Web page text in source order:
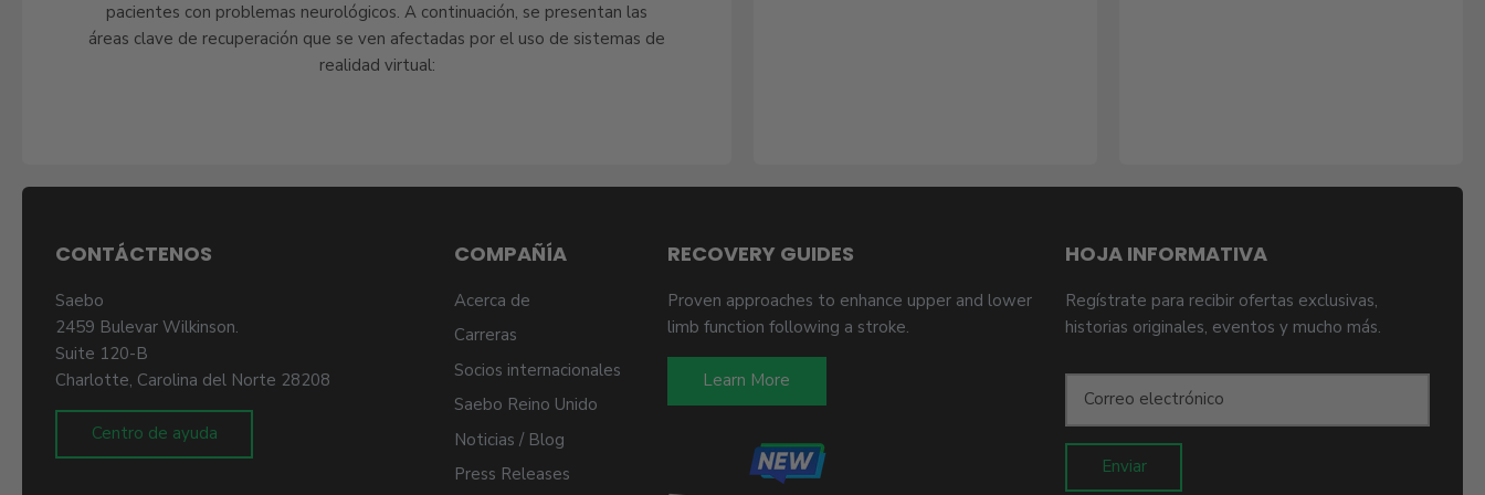
pacientes con problemas neurológicos. A continuación, se presentan las
áreas clave de recuperación que se ven afectadas por el uso de sistemas de
realidad virtual:
CONTÁCTENOS
Saebo
2459 Bulevar Wilkinson.
Suite 120-B
Charlotte, Carolina del Norte 28208
Centro de ayuda
COMPAÑÍA
Acerca de
Carreras
Socios internacionales
Saebo Reino Unido
Noticias / Blog
Press Releases
RECOVERY GUIDES
Proven approaches to enhance upper and lower
limb function following a stroke.
Learn More
HOJA INFORMATIVA
Regístrate para recibir ofertas exclusivas,
historias originales, eventos y mucho más.
Enviar